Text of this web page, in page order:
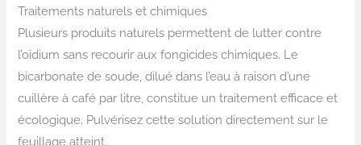
Traitements naturels et chimiques
Plusieurs produits naturels permettent de lutter contre
l’oïdium sans recourir aux fongicides chimiques. Le
bicarbonate de soude, dilué dans l’eau à raison d’une
cuillère à café par litre, constitue un traitement efficace et
écologique. Pulvérisez cette solution directement sur le
feuillage atteint.